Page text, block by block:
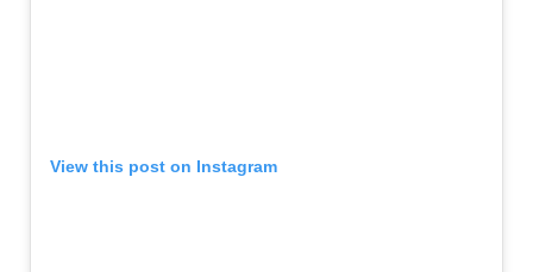
View this post on Instagram